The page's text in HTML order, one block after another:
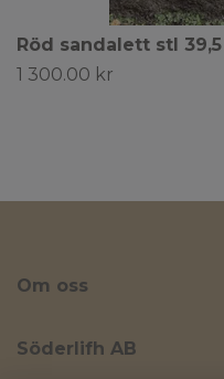
Röd sandalett stl 39,5
1 300.00 kr
Om oss
Söderlifh AB